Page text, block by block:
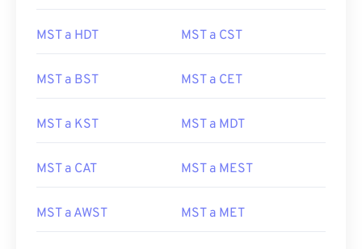
MST a HDT MST a CST
MST a BST MST a CET
MST a KST MST a MDT
MST a CAT MST a MEST
MST a AWST MST a MET